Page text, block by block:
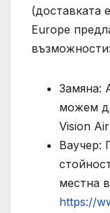
(доставката
Europe
възможности:
Замяна:
можем
Vision
Ваучер:
местна
https://